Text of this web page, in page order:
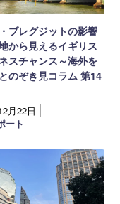
ブレグジットの影響
から見えるイギリス
スチャンス～海外を
のぞき見コラム 第14
月22日
ート